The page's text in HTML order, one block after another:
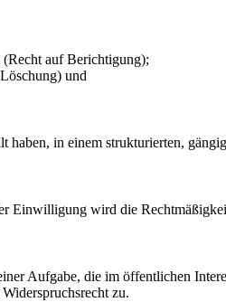
(Recht auf Berichtigung);
und
haben, in einem strukturierten,
Einwilligung wird die
Aufgabe, die im öffentlichen
zu.